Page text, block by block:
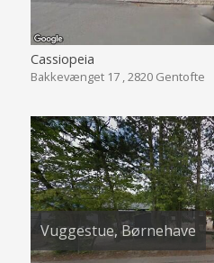
Cassiopeia
Bakkevænget 17 , 2820 Gentofte
Vuggestue, Børnehave